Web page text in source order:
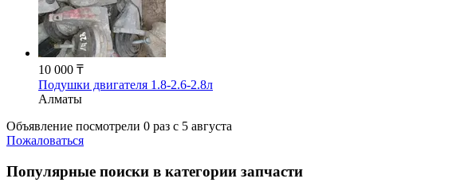
10 000 ₸
Подушки двигателя 1.8-2.6-2.8л
Алматы
Объявление посмотрели 0 раз c 5 августа
Пожаловаться
Популярные поиски в категории запчасти